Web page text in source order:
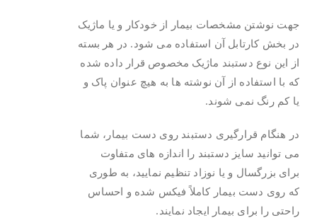
جهت نوشتن مشخصات بیمار از خودکار و یا ماژیک
در بخش کارتابل آن استفاده می شود. در هر بسته
از این نوع دستبند ماژیک مخصوص قرار داده شده
که با استفاده از آن نوشته ها به هیچ عنوان پاک و
یا کم رنگ نمی شوند.
در هنگام قرارگیری دستبند روی دست بیمار، شما
می توانید سایز دستبند را اندازه های متفاوت
برای بزرگسال و یا نوزاد تنظیم نمایید، به طوری
که روی دست بیمار کاملاً فیکس شده و احساس
راحتی را برای بیمار ایجاد نمایند.